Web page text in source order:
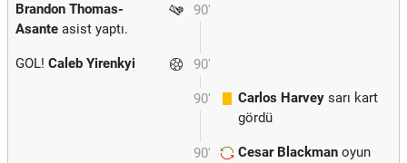
90'
Brandon Thomas-
Asante asist yaptı.
90'
GOL! Caleb Yirenkyi
90' Carlos Harvey sarı kart
gördü
90' Cesar Blackman oyun